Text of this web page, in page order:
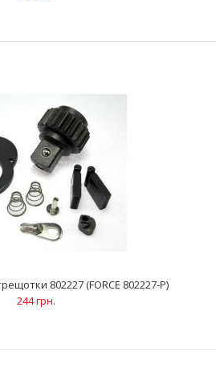
80222 (лепестки) (FORCE 80222-LR)
..
802227 (FORCE 802227-P)
244 грн.